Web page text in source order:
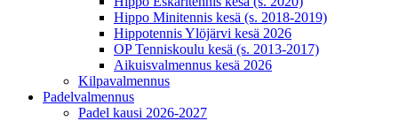
Hippo Minitennis kesä (s. 2018-2019)
Hippotennis Ylöjärvi kesä 2026
OP Tenniskoulu kesä (s. 2013-2017)
Aikuisvalmennus kesä 2026
Kilpavalmennus
Padelvalmennus
Padel kausi 2026-2027